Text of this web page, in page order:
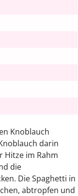
Knoblauch
darin
Hitze im Rahm
die
Die Spaghetti in
abtropfen und